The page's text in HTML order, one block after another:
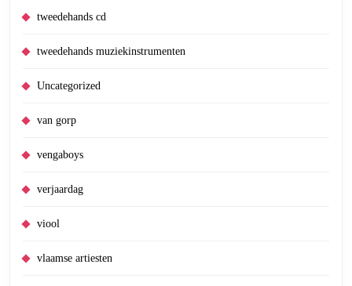
tweedehands cd
tweedehands muziekinstrumenten
Uncategorized
van gorp
vengaboys
verjaardag
viool
vlaamse artiesten